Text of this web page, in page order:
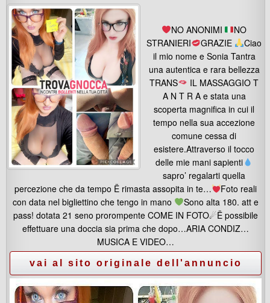
NO ANONIMI
NO
STRANIERI
GRAZIE
Ciao
il mio nome e Sonia Tantra
una autentica e rara bellezza
TRANS
IL MASSAGGIO T
A N T R A e stata una
scoperta magnifica in cui il
tempo nella sua accezione
comune cessa di
esistere.Attraverso il tocco
delle mie mani sapienti
sapro’ regalarti quella
percezione che da tempo Ë rimasta assopita in te…
Foto reali
con data nel bigliettino che tengo in mano
Sono alta 180. att e
pass! dotata 21 seno prorompente COME IN FOTO☄Ë possibile
effettuare una doccia sia prima che dopo…ARIA CONDIZ…
MUSICA E VIDEO…